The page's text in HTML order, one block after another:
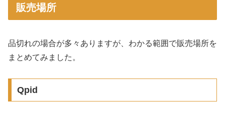
販売場所
品切れの場合が多々ありますが、わかる範囲で販売場所を
まとめてみました。
Qpid